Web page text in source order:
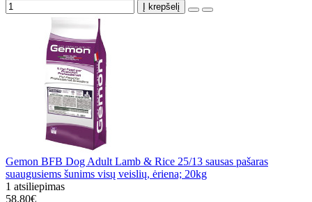
Į krepšelį
Gemon BFB Dog Adult Lamb & Rice 25/13 sausas pašaras
suaugusiems šunims visų veislių, ėriena; 20kg
1 atsiliepimas
58.80€